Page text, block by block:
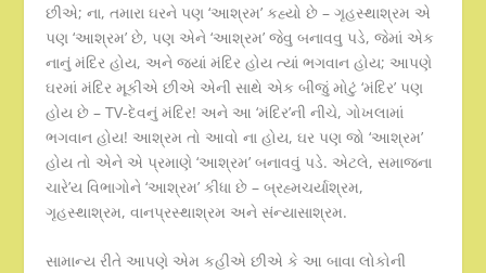
છીએ; ના, તમારા ઘરને પણ ‘આશ્રમ’ કહ્યો છે – ગૃહસ્થાશ્રમ એ
પણ ‘આશ્રમ’ છે, પણ એને ‘આશ્રમ’ જેવુ બનાવવુ પડે, જેમાં એક
નાનું મંદિર હોય, અને જ્યાં મંદિર હોય ત્યાં ભગવાન હોય; આપણે
ઘરમાં મંદિર મૂકીએ છીએ એની સાથે એક બીજું મોટું ‘મંદિર’ પણ
હોય છે – TV-દેવનું મંદિર! અને આ ‘મંદિર’ની નીચે, ગોખલામાં
ભગવાન હોય! આશ્રમ તો આવો ના હોય, ઘર પણ જો ‘આશ્રમ’
હોય તો એને એ પ્રમાણે ‘આશ્રમ’ બનાવવું પડે. એટલે, સમાજના
ચારે’ય વિભાગોને ‘આશ્રમ’ કીધા છે – બ્રહ્મચર્યાશ્રમ,
ગૃહસ્થાશ્રમ, વાનપ્રસ્થાશ્રમ અને સંન્યાસાશ્રમ.
સામાન્ય રીતે આપણે એમ કહીએ છીએ કે આ બાવા લોકોની